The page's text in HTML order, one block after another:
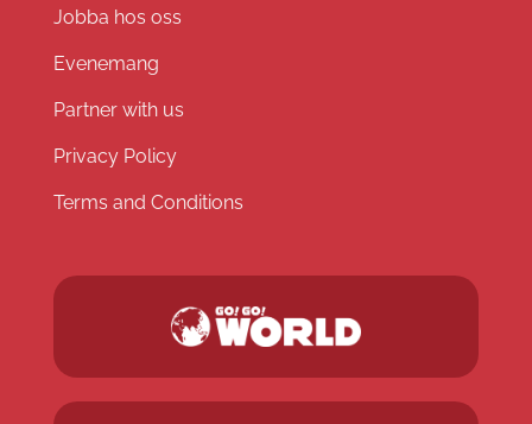
Jobba hos oss
Evenemang
Partner with us
Privacy Policy
Terms and Conditions